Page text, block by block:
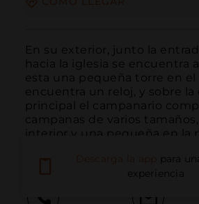
En su exterior, junto la
hacia la iglesia se encuentra
esta una pequeña torre en el
encuentra un reloj, y sobre la
principal el campanario
campanas de varios
interior y una pequeña en la
para
experiencia